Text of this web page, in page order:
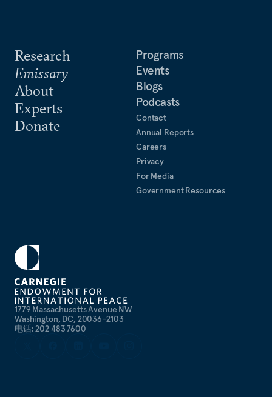
1779 Massachusetts Avenue NW
Washington, DC, 20036-2103
电话: 202 483 7600
Research
Emissary
About
Experts
Donate
Programs
Events
Blogs
Podcasts
Contact
Annual Reports
Careers
Privacy
For Media
Government Resources